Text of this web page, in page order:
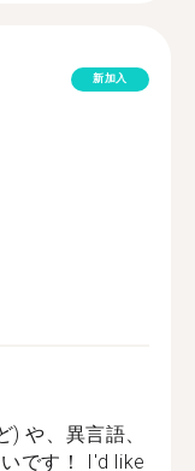
新加入
や、異言語、
です！ I'd like